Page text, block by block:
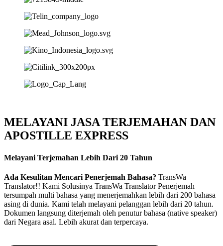
MELAYANI JASA TERJEMAHAN DAN
APOSTILLE EXPRESS
Melayani Terjemahan Lebih Dari 20 Tahun
Ada Kesulitan Mencari Penerjemah Bahasa? TransWa
Translator!! Kami Solusinya TransWa Translator Penerjemah
tersumpah multi bahasa yang menerjemahkan lebih dari 200 bahasa
asing di dunia. Kami telah melayani pelanggan lebih dari 20 tahun.
Dokumen langsung diterjemah oleh penutur bahasa (native speaker)
dari Negara asal. Lebih akurat dan terpercaya.